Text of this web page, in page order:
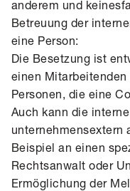
anderem und
Betreuung der
eine Person:
Die Besetzung ist
einen
Personen, die eine
Auch kann die
unternehmensextern
Beispiel an einen
Rechtsanwalt oder
Ermöglichung der